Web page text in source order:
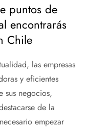
puntos de
encontrarás
Chile
las empresas
y eficientes
sus negocios,
de la
empezar